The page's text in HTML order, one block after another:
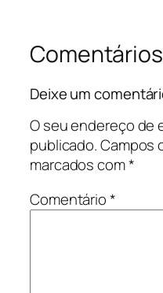
Comentários
Deixe um
O seu endereço de
publicado.Campos
marcados com*
Comentário*